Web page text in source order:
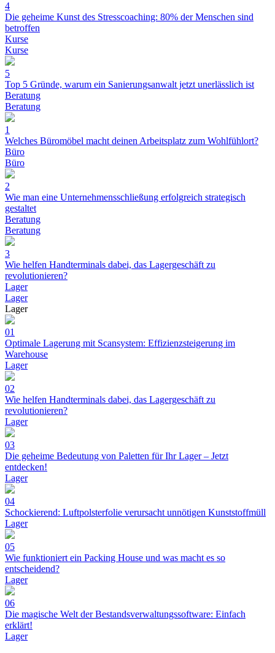
4
Die geheime Kunst des Stresscoaching: 80% der Menschen sind
betroffen
Kurse
Kurse
5
Top 5 Gründe, warum ein Sanierungsanwalt jetzt unerlässlich ist
Beratung
Beratung
1
Welches Büromöbel macht deinen Arbeitsplatz zum Wohlfühlort?
Büro
Büro
2
Wie man eine Unternehmensschließung erfolgreich strategisch
gestaltet
Beratung
Beratung
3
Wie helfen Handterminals dabei, das Lagergeschäft zu
revolutionieren?
Lager
Lager
Lager
01
Optimale Lagerung mit Scansystem: Effizienzsteigerung im
Warehouse
Lager
02
Wie helfen Handterminals dabei, das Lagergeschäft zu
revolutionieren?
Lager
03
Die geheime Bedeutung von Paletten für Ihr Lager – Jetzt
entdecken!
Lager
04
Schockierend: Luftpolsterfolie verursacht unnötigen Kunststoffmüll
Lager
05
Wie funktioniert ein Packing House und was macht es so
entscheidend?
Lager
06
Die magische Welt der Bestandsverwaltungssoftware: Einfach
erklärt!
Lager